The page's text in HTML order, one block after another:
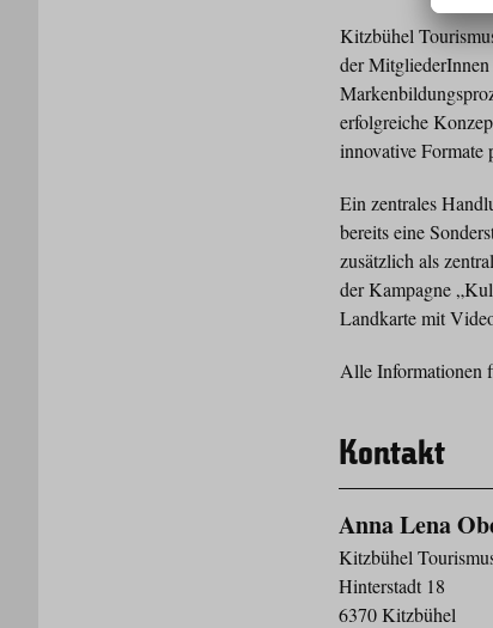
Kitzbühel
der MitgliederInnen
erfolgreiche
innovative Formate
Ein zentrales
bereits eine
zusätzlich als
der Kampagne
Landkarte mit
Alle Informationen
Kontakt
Anna Lena
Kitzbühel
Hinterstadt 18
6370 Kitzbühel